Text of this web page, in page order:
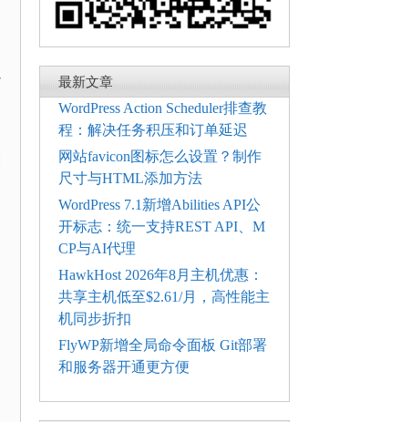
最新文章
WordPress Action Scheduler排查教
程：解决任务积压和订单延迟
网站favicon图标怎么设置？制作
尺寸与HTML添加方法
WordPress 7.1新增Abilities API公
开标志：统一支持REST API、M
CP与AI代理
HawkHost 2026年8月主机优惠：
共享主机低至$2.61/月，高性能主
机同步折扣
FlyWP新增全局命令面板 Git部署
和服务器开通更方便